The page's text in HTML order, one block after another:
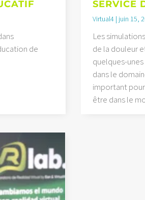
de
SERVICE
Virtual4 juin 15,
Les
de la douleur
quelques-
dans le
important pour
être dans le